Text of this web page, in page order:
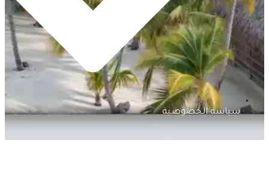
سياسة الخصوصية